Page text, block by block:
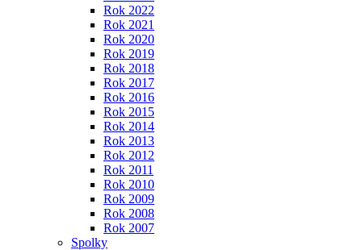
Rok 2022
Rok 2021
Rok 2020
Rok 2019
Rok 2018
Rok 2017
Rok 2016
Rok 2015
Rok 2014
Rok 2013
Rok 2012
Rok 2011
Rok 2010
Rok 2009
Rok 2008
Rok 2007
Spolky